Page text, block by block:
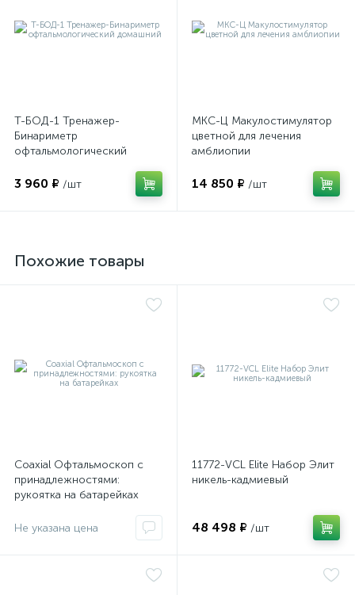
Т-БОД-1 Тренажер-
Бинариметр
офтальмологический
3 960 ₽ /шт
МКС-Ц Макулостимулятор
цветной для лечения
амблиопии
14 850 ₽ /шт
Похожие товары
Coaxial Офтальмоскоп с
принадлежностями:
рукоятка на батарейках
Не указана цена
11772-VCL Elite Набор Элит
никель-кадмиевый
48 498 ₽ /шт